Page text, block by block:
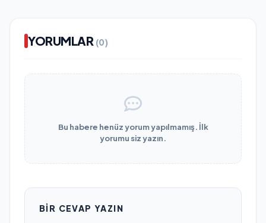
YORUMLAR (0)
Bu habere henüz yorum yapılmamış. İlk
yorumu siz yazın.
BIR CEVAP YAZIN